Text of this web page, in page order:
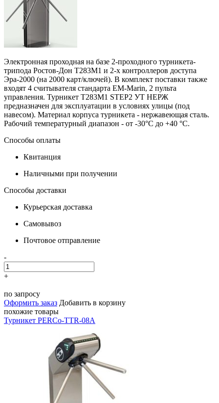
Электронная проходная на базе 2-проходного турникета-
трипода Ростов-Дон Т283М1 и 2-х контроллеров доступа
Эра-2000 (на 2000 карт/ключей). В комплект поставки также
входят 4 считывателя стандарта EM-Marin, 2 пульта
управления. Турникет Т283М1 STEP2 УТ НЕРЖ
предназначен для эксплуатации в условиях улицы (под
навесом). Материал корпуса турникета - нержавеющая сталь.
Рабочий температурный диапазон - от -30°C до +40 °C.
Способы оплаты
Квитанция
Наличными при получении
Способы доставки
Курьерская доставка
Самовывоз
Почтовое отправление
-
+
по запросу
Оформить заказ Добавить в корзину
похожие товары
Турникет PERCo-TTR-08A